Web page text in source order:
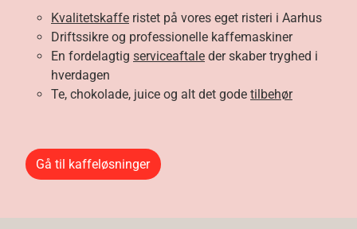
Kvalitetskaffe ristet på vores eget risteri i Aarhus
Driftssikre og professionelle kaffemaskiner
En fordelagtig serviceaftale der skaber tryghed i
hverdagen
Te, chokolade, juice og alt det gode tilbehør
Gå til kaffeløsninger